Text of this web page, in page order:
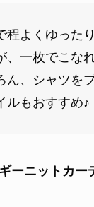
程よくゆった
、一枚でこな
ん、シャツを
ルもおすすめ♪
ーニットカー